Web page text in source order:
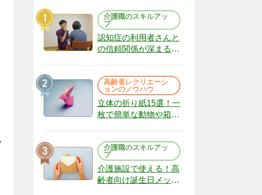
介護職のスキルアッ
プ
認知症の利用者さんと
の信頼関係が深まる声
（22）
高齢者レクリエーシ
ョンのノウハウ
立体の折り紙15選！一
枚で簡単な動物や箱、
介護職のスキルアッ
プ
介護施設で使える！高
齢者向け誕生日メッセ